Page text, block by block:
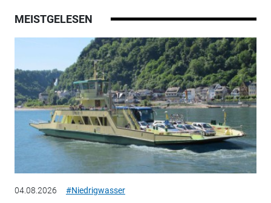
MEISTGELESEN
04.08.2026 #Niedrigwasser